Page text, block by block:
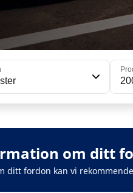
om ditt
ditt fordon kan vi